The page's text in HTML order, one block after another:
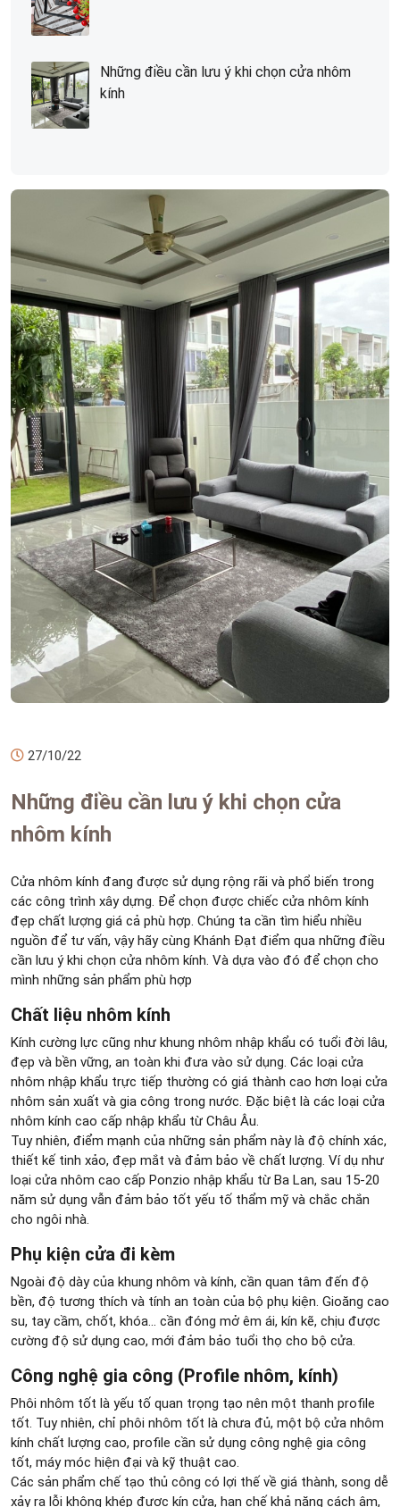
Những điều cần lưu ý khi chọn cửa nhôm
kính
27/10/22
Những điều cần lưu ý khi chọn cửa
nhôm kính
Cửa nhôm kính đang được sử dụng rộng rãi và phổ biến trong
các công trình xây dựng. Để chọn được chiếc cửa nhôm kính
đẹp chất lượng giá cả phù hợp. Chúng ta cần tìm hiểu nhiều
nguồn để tư vấn, vậy hãy cùng Khánh Đạt điểm qua những điều
cần lưu ý khi chọn cửa nhôm kính. Và dựa vào đó để chọn cho
mình những sản phẩm phù hợp
Chất liệu nhôm kính
Kính cường lực cũng như khung nhôm nhập khẩu có tuổi đời lâu,
đẹp và bền vững, an toàn khi đưa vào sử dụng. Các loại cửa
nhôm nhập khẩu trực tiếp thường có giá thành cao hơn loại cửa
nhôm sản xuất và gia công trong nước. Đặc biệt là các loại cửa
nhôm kính cao cấp nhập khẩu từ Châu Âu.
Tuy nhiên, điểm mạnh của những sản phẩm này là độ chính xác,
thiết kế tinh xảo, đẹp mắt và đảm bảo về chất lượng. Ví dụ như
loại cửa nhôm cao cấp Ponzio nhập khẩu từ Ba Lan, sau 15-20
năm sử dụng vẫn đảm bảo tốt yếu tố thẩm mỹ và chắc chắn
cho ngôi nhà.
Phụ kiện cửa đi kèm
Ngoài độ dày của khung nhôm và kính, cần quan tâm đến độ
bền, độ tương thích và tính an toàn của bộ phụ kiện. Gioăng cao
su, tay cầm, chốt, khóa… cần đóng mở êm ái, kín kẽ, chịu được
cường độ sử dụng cao, mới đảm bảo tuổi thọ cho bộ cửa.
Công nghệ gia công (Profile nhôm, kính)
Phôi nhôm tốt là yếu tố quan trọng tạo nên một thanh profile
tốt. Tuy nhiên, chỉ phôi nhôm tốt là chưa đủ, một bộ cửa nhôm
kính chất lượng cao, profile cần sử dụng công nghệ gia công
tốt, máy móc hiện đại và kỹ thuật cao.
Các sản phẩm chế tạo thủ công có lợi thế về giá thành, song dễ
xảy ra lỗi không khép được kín cửa, hạn chế khả năng cách âm,